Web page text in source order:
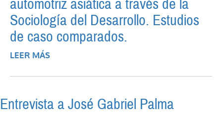
automotriz asiática a través de la
Sociología del Desarrollo. Estudios
de caso comparados.
LEER MÁS
SOCIOLOGÍA DEL DESARROLLO.
Entrevista a José Gabriel Palma